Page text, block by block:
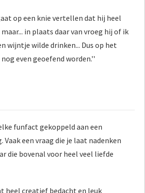
op een knie vertellen dat hij heel
in plaats daar van vroeg hij of ik
wijntje wilde drinken... Dus op het
even geoefend worden.''
funfact gekoppeld aan een
Vaak een vraag die je laat nadenken
die bovenal voor heel veel liefde
heel creatief bedacht en leuk